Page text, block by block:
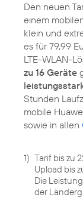
Den neuen
einem
klein und
es für 79,99
LTE-WLAN-
zu 16 Geräte
Stunden
mobile
sowie in allen
1) Tarif bis zu
Upload bis
Die
der